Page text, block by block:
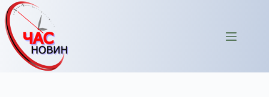
Перейти
до
вмісту